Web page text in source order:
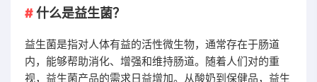
什么是益生菌？
益生菌是指对人体有益的活性微生物，通常存在于肠道
内，能够帮助消化、增强和维持肠道。随着人们对的重
视，益生菌产品的需求日益增加。从酸奶到保健品，益生